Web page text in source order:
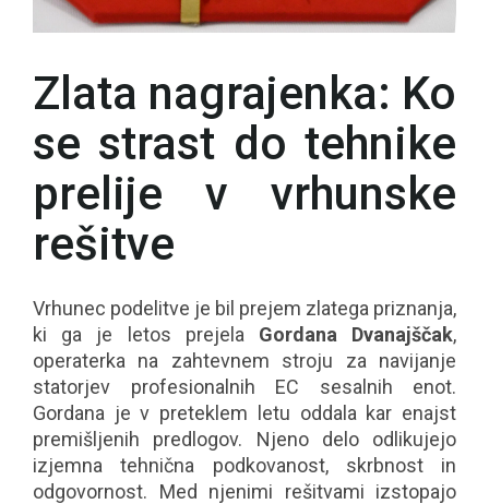
Zlata nagrajenka: Ko
se strast do tehnike
prelije v vrhunske
rešitve
Vrhunec podelitve je bil prejem zlatega priznanja,
ki ga je letos prejela Gordana Dvanajščak,
operaterka na zahtevnem stroju za navijanje
statorjev profesionalnih EC sesalnih enot.
Gordana je v preteklem letu oddala kar enajst
premišljenih predlogov. Njeno delo odlikujejo
izjemna tehnična podkovanost, skrbnost in
odgovornost. Med njenimi rešitvami izstopajo